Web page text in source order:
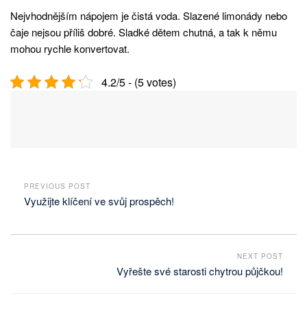
Nejvhodnějším nápojem je čistá voda. Slazené limonády nebo
čaje nejsou příliš dobré. Sladké dětem chutná, a tak k němu
mohou rychle konvertovat.
4.2/5 - (5 votes)
PREVIOUS POST
Využijte klíčení ve svůj prospěch!
NEXT POST
Vyřešte své starosti chytrou půjčkou!